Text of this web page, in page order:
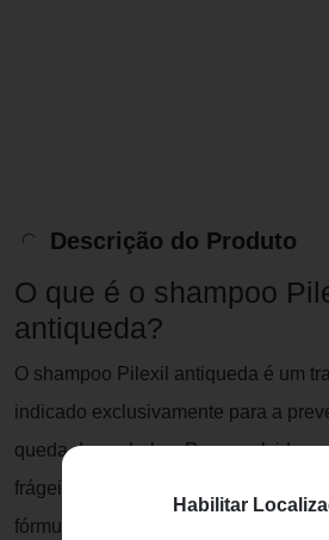
Habilitar
Descrição do Produto
O que é o shampoo
antiqueda?
O shampoo Pilexil antiqueda é um
indicado exclusivamente para a
queda dos cabelos. Desenvolvido
frágeis e danificados ou com
fórmula contém agentes que